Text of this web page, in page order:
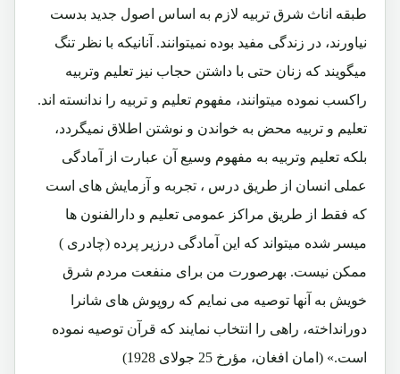
طبقه اناث شرق تربیه لازم به اساس اصول جدید بدست
نیاورند، در زندگی مفید بوده نمیتوانند. آنانیکه با نظر تنگ
میگویند که زنان حتی با داشتن حجاب نیز تعلیم وتربیه
راکسب نموده میتوانند، مفهوم تعلیم و تربیه را ندانسته اند.
تعلیم و تربیه محض به خواندن و نوشتن اطلاق نمیگردد،
بلکه تعلیم وتربیه به مفهوم وسیع آن عبارت از آمادگی
عملی انسان از طریق درس ، تجربه و آزمایش های است
که فقط از طریق مراکز عمومی تعلیم و دارالفنون ها
میسر شده میتواند که این آمادگی درزیر پرده (چادری )
ممکن نیست. بهرصورت من برای منفعت مردم شرق
خویش به آنها توصیه می نمایم که روپوش های شانرا
دورانداخته، راهی را انتخاب نمایند که قرآن توصیه نموده
است.» (امان افغان، مؤرخ 25 جولای 1928)